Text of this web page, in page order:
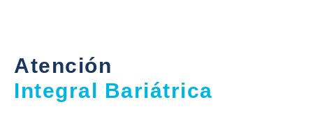
Atención
Integral Bariátrica